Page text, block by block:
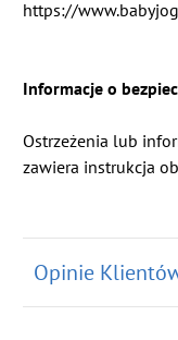
https://
Informacje o
Ostrzeżenia lub
zawiera instrukcja
Opinie